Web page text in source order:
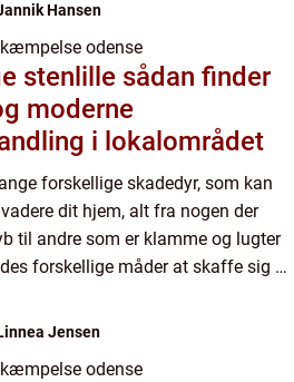
Hansen
odense
sådan finder
moderne
i lokalområdet
forskellige skadedyr, som kan
dit hjem, alt fra nogen der
til andre som er klamme og lugter
forskellige måder at skaffe sig af
Jensen
odense